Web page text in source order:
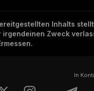
Inhalts
Zweck
In